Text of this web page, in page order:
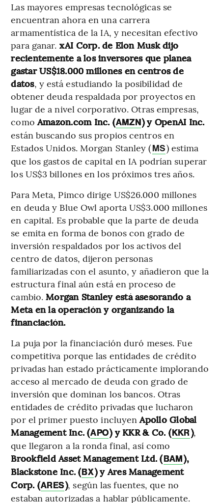
Las mayores empresas tecnológicas se
encuentran ahora en una carrera
armamentística de la IA, y necesitan efectivo
para ganar. xAI Corp. de Elon Musk dijo
recientemente a los inversores que planea
gastar US$18.000 millones en centros de
datos, y está estudiando la posibilidad de
obtener deuda respaldada por proyectos en
lugar de a nivel corporativo. Otras empresas,
comoAmazon.com Inc. (AMZN) y OpenAI Inc.
están buscando sus propios centros en
Estados Unidos. Morgan Stanley (MS) estima
que los gastos de capital en IA podrían superar
los US$3 billones en los próximos tres años.
Para Meta, Pimco dirige US$26.000 millones
en deuda y Blue Owl aporta US$3.000 millones
en capital. Es probable que la parte de deuda
se emita en forma de bonos con grado de
inversión respaldados por los activos del
centro de datos, dijeron personas
familiarizadas con el asunto, y añadieron que la
estructura final aún está en proceso de
cambio.Morgan Stanley está asesorando a
Meta en la operación y organizando la
financiación.
La puja por la financiación duró meses. Fue
competitiva porque las entidades de crédito
privadas han estado prácticamente implorando
acceso al mercado de deuda con grado de
inversión que dominan los bancos. Otras
entidades de crédito privadas que lucharon
por el primer puesto incluyenApollo Global
Management Inc. (APO) y KKR & Co. (KKR),
que llegaron a la ronda final, así como
Brookfield Asset Management Ltd. (BAM),
Blackstone Inc. (BX) y Ares Management
Corp. (ARES), según las fuentes, que no
estaban autorizadas a hablar públicamente.